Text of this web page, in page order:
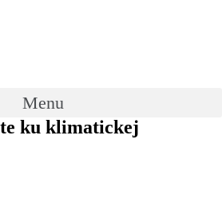
Menu
ku klimatickej